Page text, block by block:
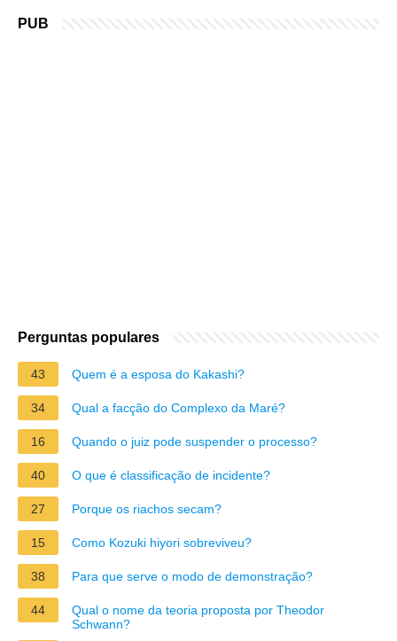
PUB
Perguntas populares
43 Quem é a esposa do Kakashi?
34 Qual a facção do Complexo da Maré?
16 Quando o juiz pode suspender o processo?
40 O que é classificação de incidente?
27 Porque os riachos secam?
15 Como Kozuki hiyori sobreviveu?
38 Para que serve o modo de demonstração?
44
Qual o nome da teoria proposta por Theodor
Schwann?